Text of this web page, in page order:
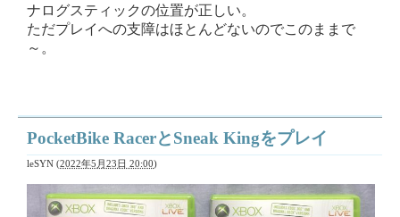
ナログスティックの位置が正しい。
ただプレイへの支障はほとんどないのでこのままで
～。
PocketBike RacerとSneak Kingをプレイ
leSYN (2022年5月23日 20:00)